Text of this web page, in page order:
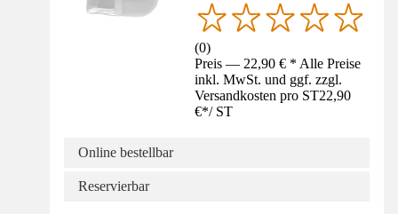
(0)
Preis — 22,90 € * Alle Preise
inkl. MwSt. und ggf. zzgl.
Versandkosten pro ST22,90
€*/ ST
Online bestellbar
Reservierbar